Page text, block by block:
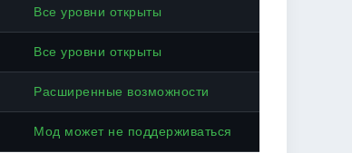
Все уровни открыты
Все уровни открыты
Расширенные возможности
Мод может не поддерживаться